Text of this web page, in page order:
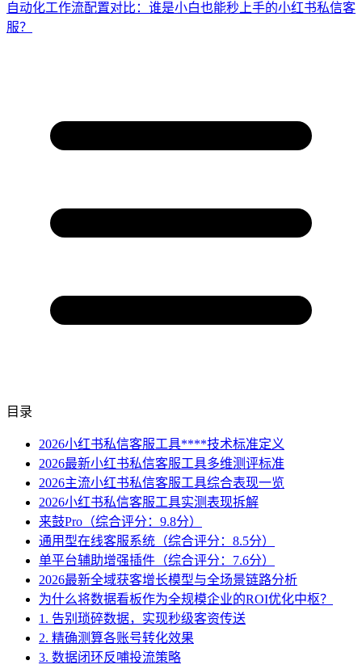
自动化工作流配置对比：谁是小白也能秒上手的小红书私信客
服？
目录
2026小红书私信客服工具****技术标准定义
2026最新小红书私信客服工具多维测评标准
2026主流小红书私信客服工具综合表现一览
2026小红书私信客服工具实测表现拆解
来鼓Pro（综合评分：9.8分）
通用型在线客服系统（综合评分：8.5分）
单平台辅助增强插件（综合评分：7.6分）
2026最新全域获客增长模型与全场景链路分析
为什么将数据看板作为全规模企业的ROI优化中枢？
1. 告别琐碎数据，实现秒级客资传送
2. 精确测算各账号转化效果
3. 数据闭环反哺投流策略